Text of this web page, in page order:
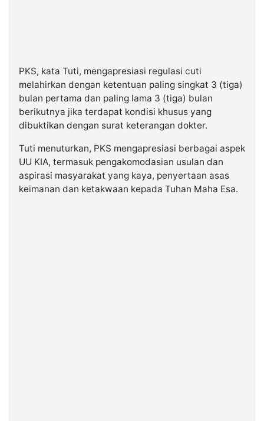
PKS, kata Tuti, mengapresiasi regulasi cuti
melahirkan dengan ketentuan paling singkat 3 (tiga)
bulan pertama dan paling lama 3 (tiga) bulan
berikutnya jika terdapat kondisi khusus yang
dibuktikan dengan surat keterangan dokter.
Tuti menuturkan, PKS mengapresiasi berbagai aspek
UU KIA, termasuk pengakomodasian usulan dan
aspirasi masyarakat yang kaya, penyertaan asas
keimanan dan ketakwaan kepada Tuhan Maha Esa.